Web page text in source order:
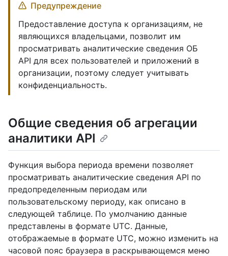
Предупреждение
Предоставление доступа к организациям, не
являющихся владельцами, позволит им
просматривать аналитические сведения ОБ
API для всех пользователей и приложений в
организации, поэтому следует учитывать
конфиденциальность.
Общие сведения об агрегации
аналитики API
Функция выбора периода времени позволяет
просматривать аналитические сведения API по
предопределенным периодам или
пользовательскому периоду, как описано в
следующей таблице. По умолчанию данные
представлены в формате UTC. Данные,
отображаемые в формате UTC, можно изменить на
часовой пояс браузера в раскрывающемся меню